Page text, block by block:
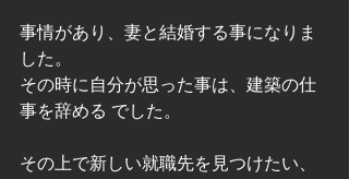
事情があり、妻と結婚する事になりま
した。
その時に自分が思った事は、建築の仕
事を辞める でした。
その上で新しい就職先を見つけたい、